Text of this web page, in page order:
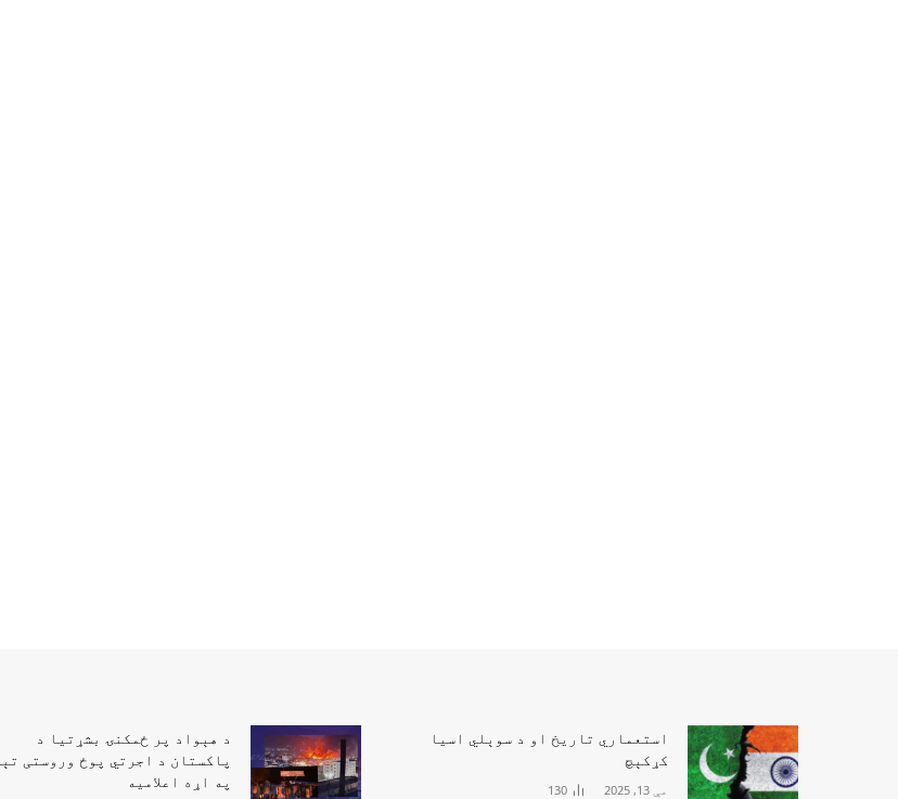
‏استعماري تاریخ او د سوېلي اسیا
کړکېچ
مې 13, 2025 130
‏د هېواد پر ځمکنۍ بشړتیا د
پاکستان د اجرتي پوځ وروستی
په اړه اعلامیه